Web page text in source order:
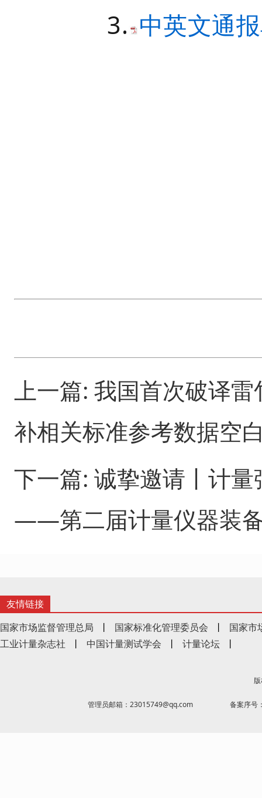
3. 中英文通
上一篇: 我国首次破译
补相关标准参考数据空
下一篇: 诚挚邀请丨计
——第二届计量仪器装
友情链接
国家市场监督管理总局
丨 国家标准化管理委员会 丨
国家市
工业计量杂志社
丨 中国计量测试学会 丨 计量论坛 丨
管理员邮箱：23015749@qq.com 备案序号